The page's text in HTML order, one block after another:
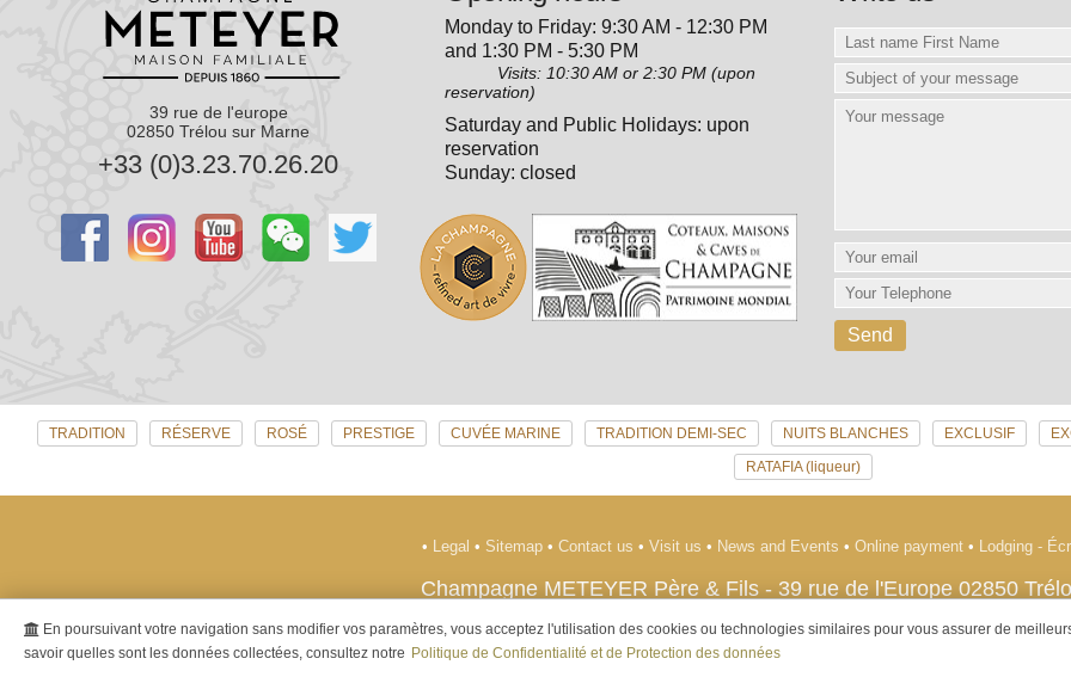
39 rue de l'europe
02850 Trélou sur Marne
+33 (0)3.23.70.26.20
Monday to Friday: 9:30 AM - 12:30 PM
and 1:30 PM - 5:30 PM
Visits: 10:30 AM or 2:30 PM (upon
reservation)
Saturday and Public Holidays: upon
reservation
Sunday: closed
TRADITION RÉSERVE ROSÉ PRESTIGE CUVÉE MARINE TRADITION DEMI-SEC NUITS BLANCHES EXCLUSIF
RATAFIA (liqueur)
• Legal • Sitemap • Contact us • Visit us • News and Events • Online payment • Lodging -
Champagne METEYER Père & Fils - 39 rue de l'Europe 02850
- Alcohol abuse is dangerous for health, consume in moderation. The sale of alcohol to minors under the
En poursuivant votre navigation sans modifier vos paramètres, vous acceptez l'utilisation des cookies ou technologies similaires pour vous assurer de
savoir quelles sont les données collectées, consultez notre
Politique de Confidentialité et de Protection des données